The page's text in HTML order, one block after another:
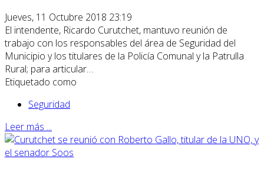
Jueves, 11 Octubre 2018 23:19
El intendente, Ricardo Curutchet, mantuvo reunión de
trabajo con los responsables del área de Seguridad del
Municipio y los titulares de la Policía Comunal y la Patrulla
Rural; para articular…
Etiquetado como
Seguridad
Leer más ...